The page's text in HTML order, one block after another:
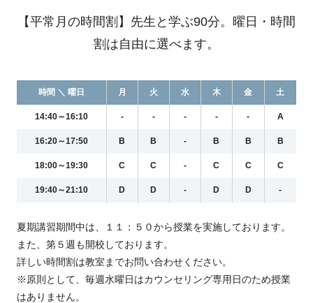
【平常月の時間割】先生と学ぶ90分。曜日・時間
割は自由に選べます。
時間 ＼ 曜日 月 火 水 木 金 土
14:40～16:10 - - - - - A
16:20～17:50 B B - B B B
18:00～19:30 C C - C C C
19:40～21:10 D D - D D -
夏期講習期間中は、１１：５０から授業を実施しております。
また、第５週も開校しております。
詳しい時間割は教室までお問い合わせください。
※原則として、毎週水曜日はカウンセリング専用日のため授業
はありません。